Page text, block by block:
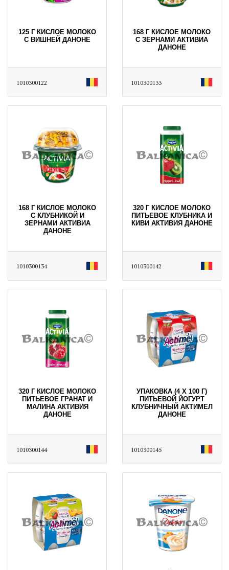
125 Г КИСЛОЕ МОЛОКО
С ВИШНЕЙ ДАНОНЕ
1010300122
168 Г КИСЛОЕ МОЛОКО
С ЗЕРНАМИ АКТИВИА
ДАНОНЕ
1010300133
168 Г КИСЛОЕ МОЛОКО
С КЛУБНИКОЙ И
ЗЕРНАМИ АКТИВИА
ДАНОНЕ
1010300134
320 Г КИСЛОЕ МОЛОКО
ПИТЬЕВОЕ КЛУБНИКА И
КИВИ АКТИВИЯ ДАНОНЕ
1010300142
320 Г КИСЛОЕ МОЛОКО
ПИТЬЕВОЕ ГРАНАТ И
МАЛИНА АКТИВИЯ
ДАНОНЕ
1010300144
УПАКОВКА (4 Х 100 Г)
ПИТЬЕВОЙ ЙОГУРТ
КЛУБНИЧНЫЙ АКТИМЕЛ
ДАНОНЕ
1010300145